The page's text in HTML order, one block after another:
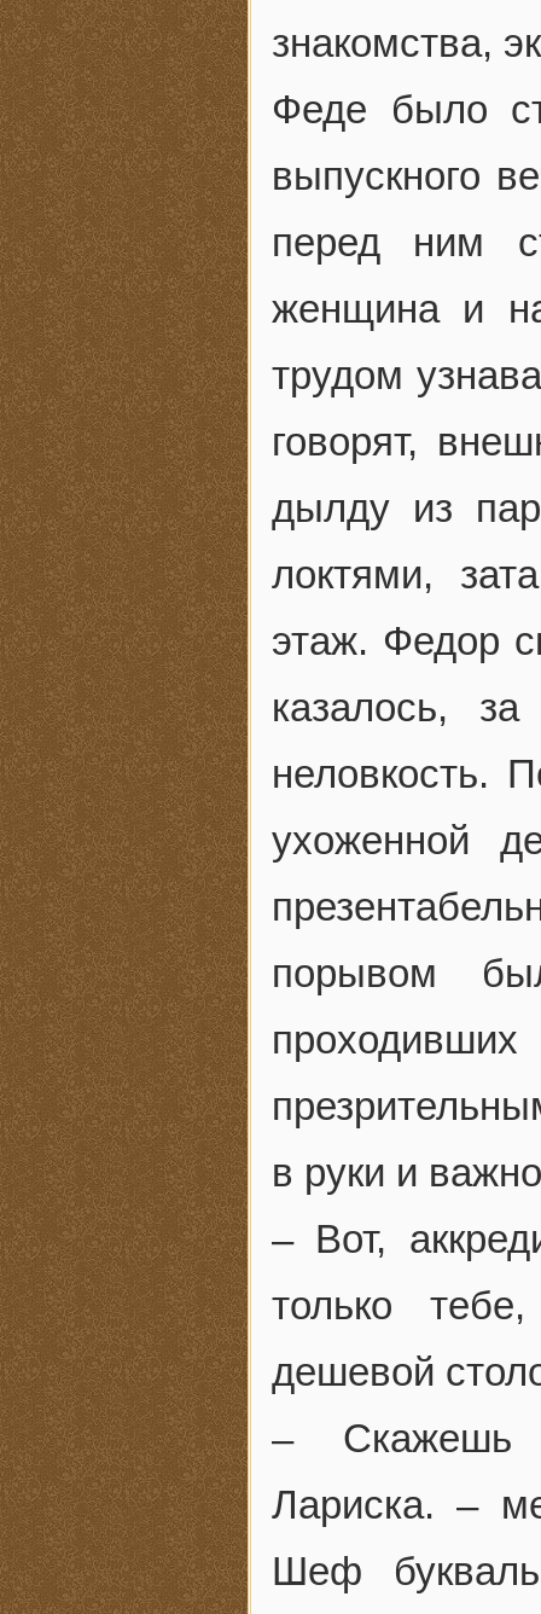
знакомства,
Феде было
выпускного
перед ним
женщина и
трудом
говорят,
дылду из
локтями,
этаж. Федор
казалось,
неловкость.
ухоженной
порывом
в руки и
– Вот,
только
дешевой
– Скажешь
Лариска. –
Шеф